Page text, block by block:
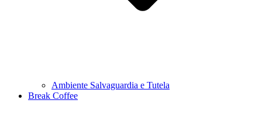
Ambiente Salvaguardia e Tutela
Break Coffee